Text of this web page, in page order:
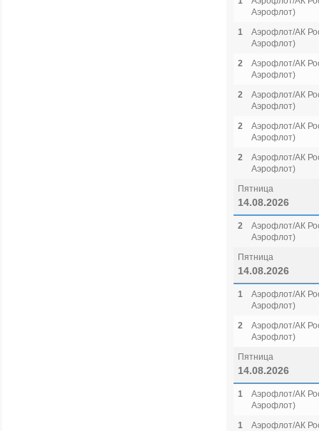
Аэрофлот)
1
Аэрофлот/АК
Аэрофлот)
2
Аэрофлот/АК
Аэрофлот)
2
Аэрофлот/АК
Аэрофлот)
2
Аэрофлот/АК
Аэрофлот)
2
Аэрофлот/АК
Аэрофлот)
Пятница
14.08.2026
2
Аэрофлот/АК
Аэрофлот)
Пятница
14.08.2026
1
Аэрофлот/АК
Аэрофлот)
2
Аэрофлот/АК
Аэрофлот)
Пятница
14.08.2026
1
Аэрофлот/АК
Аэрофлот)
1
Аэрофлот/АК